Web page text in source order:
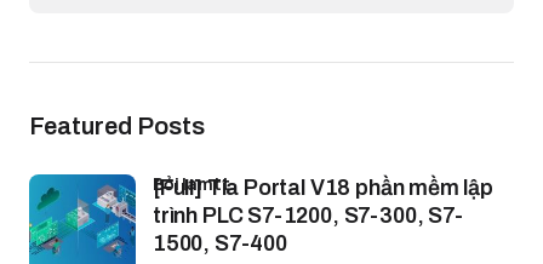
Featured Posts
[Full] Tia Portal V18 phần mềm lập
trình PLC S7-1200, S7-300, S7-
1500, S7-400
bởi lamtt